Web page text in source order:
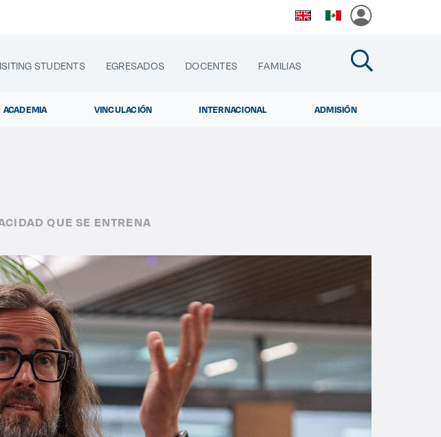
STUDENTS EGRESADOS DOCENTES FAMILIAS
ACADEMIA VINCULACIÓN INTERNACIONAL ADMISIÓN
buscado
QUE SE ENTRENA